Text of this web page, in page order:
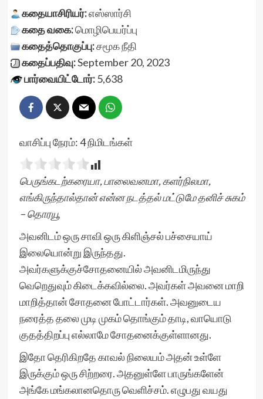
கதையாசிரியர்:எஸ்ஸார்சி
கதை வகை:மொழிபெயர்ப்பு
கதைத்தொகுப்பு:சமூக நீதி
கதைப்பதிவு:September 20, 2023
பார்வையிட்டோர்:5,638
வாசிப்பு நேரம்:4நிமிடங்கள்
பெருங்கடற்கரையா, பாலைவனமா, களர்நிலமா,
எங்கிருந்தால்தான் என்ன நடத்தல் மட்டுமே தனிச் சுகம்
– தொரயூ
அவனிடம் ஒரு சாவி ஒரு கிளிஞ்சல் பச்சையாய்
இலையொன்று இருந்தது.
அவர்களுக்குச்சோதனையில் அவனிடமிருந்து
வெறெதுவும் கிடைக்கவில்லை. அவர்கள் அவனை மாறி
மாறித்தான் சோதனை போட்டார்கள். அவனுடைய
நரைத்த தலை முடி முகம் தொங்கும் தாடி, வாயொடு
குதத்திறப்பு எல்லாமே சோதனைக்குள்ளானது.
இதோ தெரிகிறதே காவல் நிலையம் அதன் உள்ளே
இருக்கும் ஒரு சிற்றரை. அதனுள்ளே பாருங்களேன்
அங்கே மங்கலானதொரு வெளிச்சம். எழுபது வயது